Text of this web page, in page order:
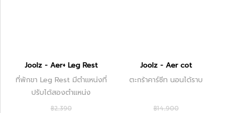
Joolz - Aer+ Leg Rest
ที่พักขา Leg Rest มีตำแหน่งที่
ปรับได้สองตำแหน่ง
฿2,390
Joolz - Aer cot
ตะกร้าคาร์ซีท นอนได้ราบ
฿14,900